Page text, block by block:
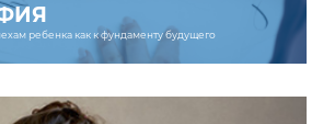
ребенка как к фундаменту будущего